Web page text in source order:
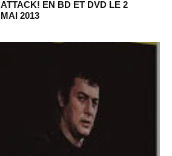
ATTACK! EN BD ET DVD LE 2
MAI 2013